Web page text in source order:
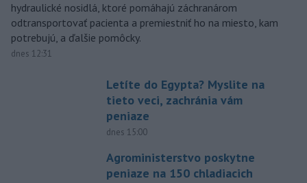
hydraulické nosidlá, ktoré pomáhajú záchranárom
odtransportovať pacienta a premiestniť ho na miesto, kam
potrebujú, a ďalšie pomôcky.
dnes 12:31
Letíte do Egypta? Myslite na
tieto veci, zachránia vám
peniaze
dnes 15:00
Agroministerstvo poskytne
peniaze na 150 chladiacich